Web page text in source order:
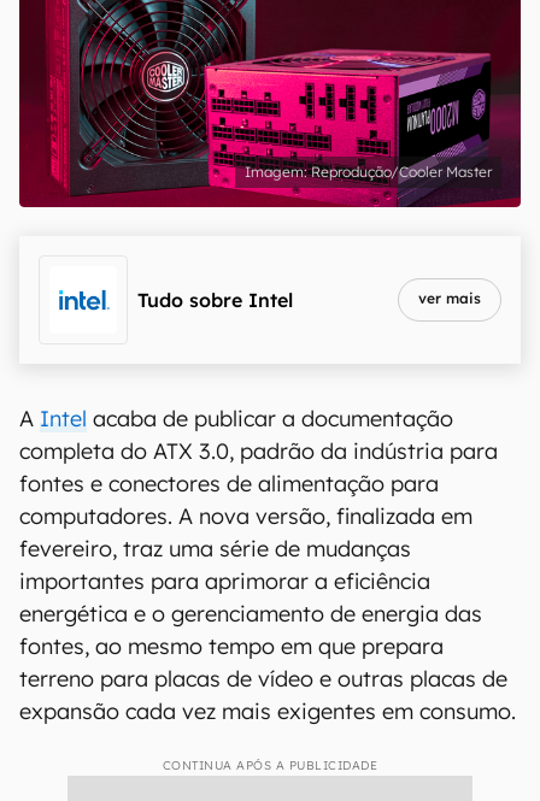
Reprodução/Cooler Master
Tudo sobre Intel ver mais
A Intel acaba de publicar a documentação
completa do ATX 3.0, padrão da indústria para
fontes e conectores de alimentação para
computadores. A nova versão, finalizada em
fevereiro, traz uma série de mudanças
importantes para aprimorar a eficiência
energética e o gerenciamento de energia das
fontes, ao mesmo tempo em que prepara
terreno para placas de vídeo e outras placas de
expansão cada vez mais exigentes em consumo.
CONTINUA APÓS A PUBLICIDADE